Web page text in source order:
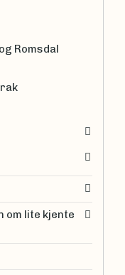
Romsdal
om lite kjente